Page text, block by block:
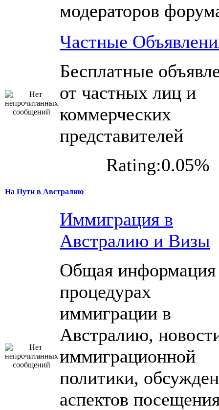
модераторов
Частные
Бесплатные
от частных лиц и
коммерческих
представителей
Rating:0.05%
На Пути в Австралию
Иммиграция в
Австралию и Визы
Общая информация
процедурах
иммиграции в
Австралию,
иммиграционной
политики,
аспектов